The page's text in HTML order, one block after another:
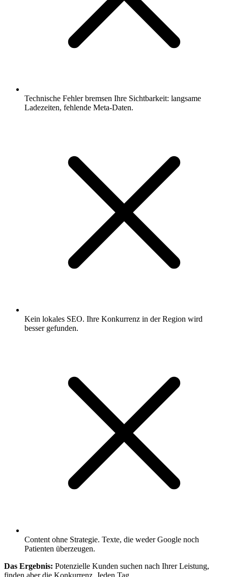
Technische Fehler bremsen Ihre Sichtbarkeit: langsame
Ladezeiten, fehlende Meta-Daten.
Kein lokales SEO. Ihre Konkurrenz in der Region wird
besser gefunden.
Content ohne Strategie. Texte, die weder Google noch
Patienten überzeugen.
Das Ergebnis: Potenzielle Kunden suchen nach Ihrer Leistung,
finden aber die Konkurrenz. Jeden Tag.